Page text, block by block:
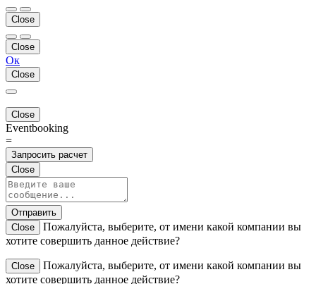
Close
Close
Ок
Close
Close
Eventbooking
=
Запросить расчет
Close
Отправить
Close
Пожалуйста, выберите, от имени какой компании вы
хотите совершить данное действие?
Close
Пожалуйста, выберите, от имени какой компании вы
хотите совершить данное действие?